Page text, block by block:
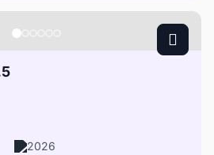
2026